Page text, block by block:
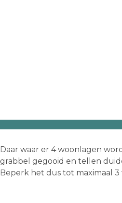
Daar waar er 4 woonlagen
grabbel gegooid en tellen
Beperk het dus tot maximaal